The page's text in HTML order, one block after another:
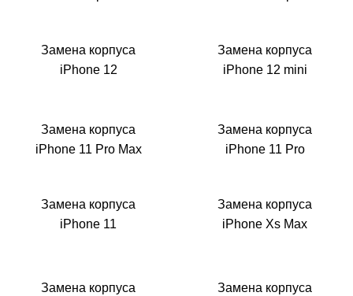
Замена корпуса
iPhone 12
Замена корпуса
iPhone 12 mini
Замена корпуса
iPhone 11 Pro Max
Замена корпуса
iPhone 11 Pro
Замена корпуса
iPhone 11
Замена корпуса
iPhone Xs Max
Замена корпуса
Замена корпуса